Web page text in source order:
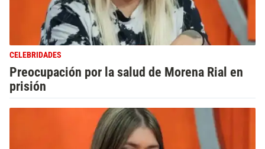
CELEBRIDADES
Preocupación por la salud de Morena Rial en
prisión